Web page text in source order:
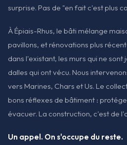
surprise. Pas de "en fait c'est plus
À Épiais-Rhus, le bâti mélange
pavillons, et rénovations plus
dans l'existant, les murs qui ne
dalles qui ont vécu. Nous
vers Marines, Chars et Us. Le
bons réflexes de bâtiment :
évacuer. La construction, c'est de
Un appel. On s'occupe du reste.